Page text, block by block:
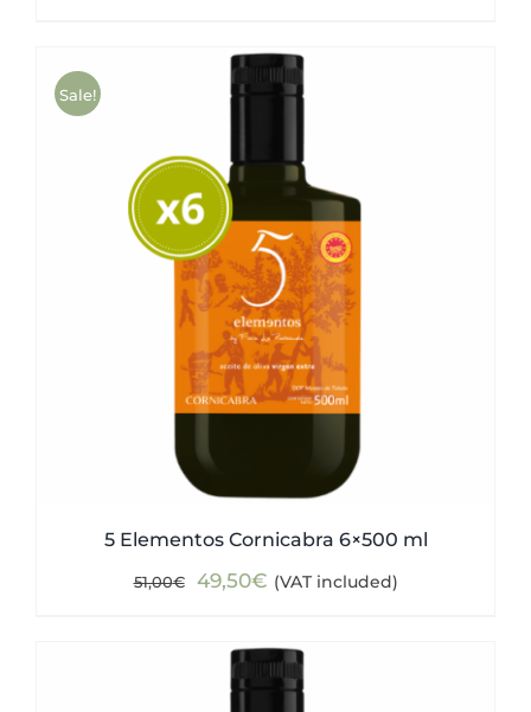
Sale!
5 Elementos Cornicabra 6×500 ml
51,00€
Original
was:
51,00€.
49,50€Current
is:
49,50€.
(VAT included)